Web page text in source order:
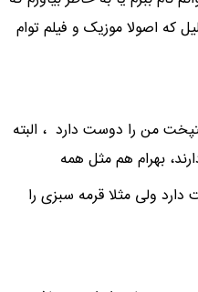
که اصولا موزیک و فیلم توام
من را دوست دارد ، البته
بهرام هم مثل همه
ولی مثلا قرمه سبزى را